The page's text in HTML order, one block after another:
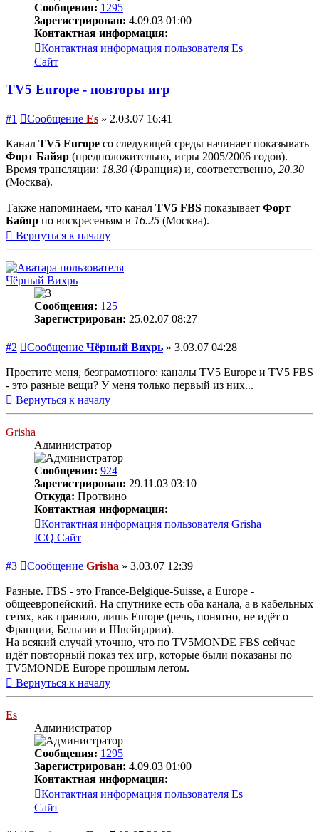
Сообщения: 1295
Зарегистрирован: 4.09.03 01:00
Контактная информация:
Контактная информация пользователя Es
Сайт
TV5 Europe - повторы игр
#1 Сообщение Es » 2.03.07 16:41
Канал TV5 Europe со следующей среды начинает показывать
Форт Байяр (предположительно, игры 2005/2006 годов).
Время трансляции: 18.30 (Франция) и, соответственно, 20.30
(Москва).
Также напоминаем, что канал TV5 FBS показывает Форт
Байяр по воскресеньям в 16.25 (Москва).
Вернуться к началу
Чёрный Вихрь
Сообщения: 125
Зарегистрирован: 25.02.07 08:27
#2 Сообщение Чёрный Вихрь » 3.03.07 04:28
Простите меня, безграмотного: каналы TV5 Europe и TV5 FBS
- это разные вещи? У меня только первый из них...
Вернуться к началу
Grisha
Администратор
Сообщения: 924
Зарегистрирован: 29.11.03 03:10
Откуда: Протвино
Контактная информация:
Контактная информация пользователя Grisha
ICQ Сайт
#3 Сообщение Grisha » 3.03.07 12:39
Разные. FBS - это France-Belgique-Suisse, а Europe -
общеевропейский. На спутнике есть оба канала, а в кабельных
сетях, как правило, лишь Europe (речь, понятно, не идёт о
Франции, Бельгии и Швейцарии).
На всякий случай уточню, что по TV5MONDE FBS сейчас
идёт повторный показ тех игр, которые были показаны по
TV5MONDE Europe прошлым летом.
Вернуться к началу
Es
Администратор
Сообщения: 1295
Зарегистрирован: 4.09.03 01:00
Контактная информация:
Контактная информация пользователя Es
Сайт